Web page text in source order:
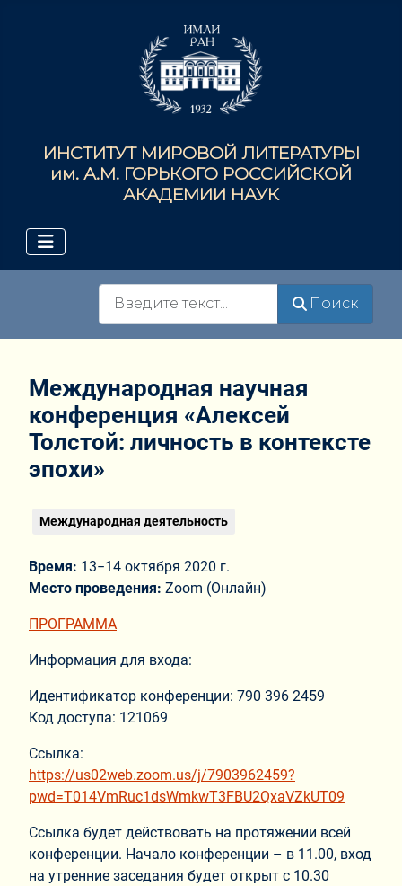
ИНСТИТУТ МИРОВОЙ ЛИТЕРАТУРЫ
им. А.М. ГОРЬКОГО РОССИЙСКОЙ
АКАДЕМИИ НАУК
Поиск
Международная научная
конференция «Алексей
Толстой: личность в контексте
эпохи»
Международная деятельность
Время: 13−14 октября 2020 г.
Место проведения: Zoom (Онлайн)
ПРОГРАММА
Информация для входа:
Идентификатор конференции: 790 396 2459
Код доступа: 121069
Ссылка:
https://us02web.zoom.us/j/7903962459?
pwd=T014VmRuc1dsWmkwT3FBU2QxaVZkUT09
Ссылка будет действовать на протяжении всей
конференции. Начало конференции – в 11.00, вход
на утренние заседания будет открыт с 10.30